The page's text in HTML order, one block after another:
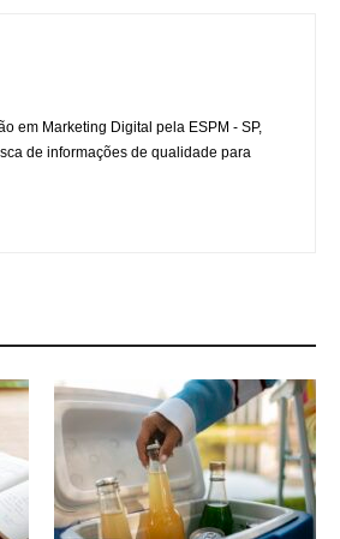
em Marketing Digital pela ESPM - SP,
de informações de qualidade para